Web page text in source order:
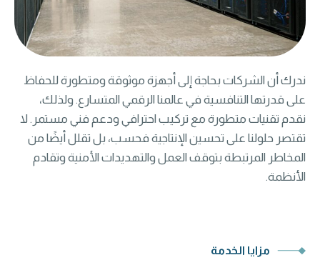
ندرك أن الشركات بحاجة إلى أجهزة موثوقة ومتطورة للحفاظ
على قدرتها التنافسية في عالمنا الرقمي المتسارع. ولذلك،
نقدم تقنيات متطورة مع تركيب احترافي ودعم فني مستمر. لا
تقتصر حلولنا على تحسين الإنتاجية فحسب، بل تقلل أيضًا من
المخاطر المرتبطة بتوقف العمل والتهديدات الأمنية وتقادم
الأنظمة.
مزايا الخدمة